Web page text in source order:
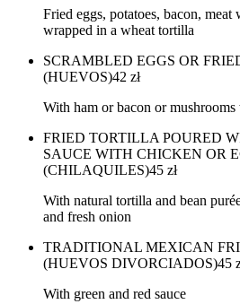
Fried eggs, potatoes, bacon, meat
wrapped in a wheat tortilla
SCRAMBLED EGGS OR
(HUEVOS)42 zł
With ham or bacon or
FRIED TORTILLA POURED
SAUCE WITH CHICKEN OR
(CHILAQUILES)45 zł
With natural tortilla and bean
and fresh onion
TRADITIONAL MEXICAN
(HUEVOS DIVORCIADOS)45
With green and red sauce